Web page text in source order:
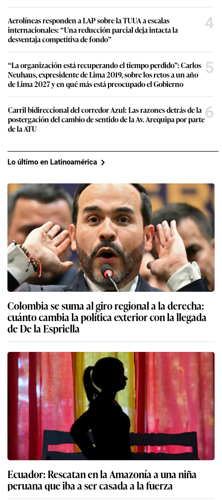
Aerolíneas responden a LAP sobre la TUUA a escalas
internacionales: “Una reducción parcial deja intacta la
desventaja competitiva de fondo”
4
“La organización está recuperando el tiempo perdido”: Carlos
Neuhaus, expresidente de Lima 2019, sobre los retos a un año
de Lima 2027 y en qué más está preocupado el Gobierno
5
Carril bidireccional del corredor Azul: Las razones detrás de la
postergación del cambio de sentido de la Av. Arequipa por parte
de la ATU
6
Lo último en Latinoamérica
Colombia se suma al giro regional a la derecha:
cuánto cambia la política exterior con la llegada
de De la Espriella
Ecuador: Rescatan en la Amazonía a una niña
peruana que iba a ser casada a la fuerza